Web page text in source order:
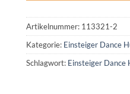
Artikelnummer: 113321-2
Kategorie: Einsteiger Dance
Schlagwort: Einsteiger Dance